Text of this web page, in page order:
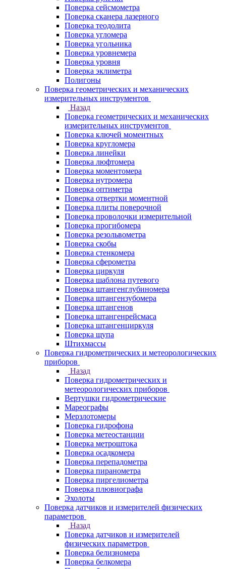
Поверка сейсмометра
Поверка сканера лазерного
Поверка теодолита
Поверка угломера
Поверка угольника
Поверка уровнемера
Поверка уровня
Поверка эклиметра
Полигоны
Поверка геометрических и механических
измерительных инструментов
Назад
Поверка геометрических и механических
измерительных инструментов
Поверка ключей моментных
Поверка кругломера
Поверка линейки
Поверка люфтомера
Поверка моментомера
Поверка нутромера
Поверка оптиметра
Поверка отвертки моментной
Поверка плиты поверочной
Поверка проволочки измерительной
Поверка прогибомера
Поверка резольвометра
Поверка скобы
Поверка стенкомера
Поверка сферометра
Поверка циркуля
Поверка шаблона путевого
Поверка штангенглубиномера
Поверка штангензубомера
Поверка штангенов
Поверка штангенрейсмаса
Поверка штангенциркуля
Поверка щупа
Штихмассы
Поверка гидрометрических и метеорологических
приборов
Назад
Поверка гидрометрических и
метеорологических приборов
Вертушки гидрометрические
Мареографы
Мерзлотомеры
Поверка гидрофона
Поверка метеостанции
Поверка метроштока
Поверка осадкомера
Поверка перепадометра
Поверка пиранометра
Поверка пиргелиометра
Поверка плювиографа
Эхолоты
Поверка датчиков и измерителей физических
параметров
Назад
Поверка датчиков и измерителей
физических параметров
Поверка белизномера
Поверка белкомера